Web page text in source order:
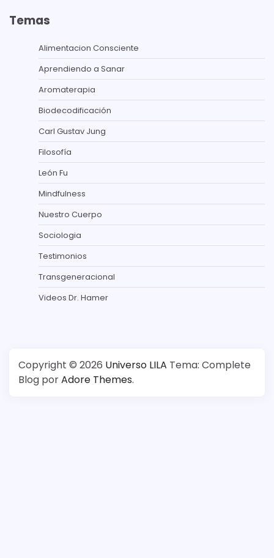
Temas
Alimentacion Consciente
Aprendiendo a Sanar
Aromaterapia
Biodecodificación
Carl Gustav Jung
Filosofía
León Fu
Mindfulness
Nuestro Cuerpo
Sociologia
Testimonios
Transgeneracional
Videos Dr. Hamer
Copyright © 2026 Universo LILA Tema: Complete
Blog porAdore Themes.